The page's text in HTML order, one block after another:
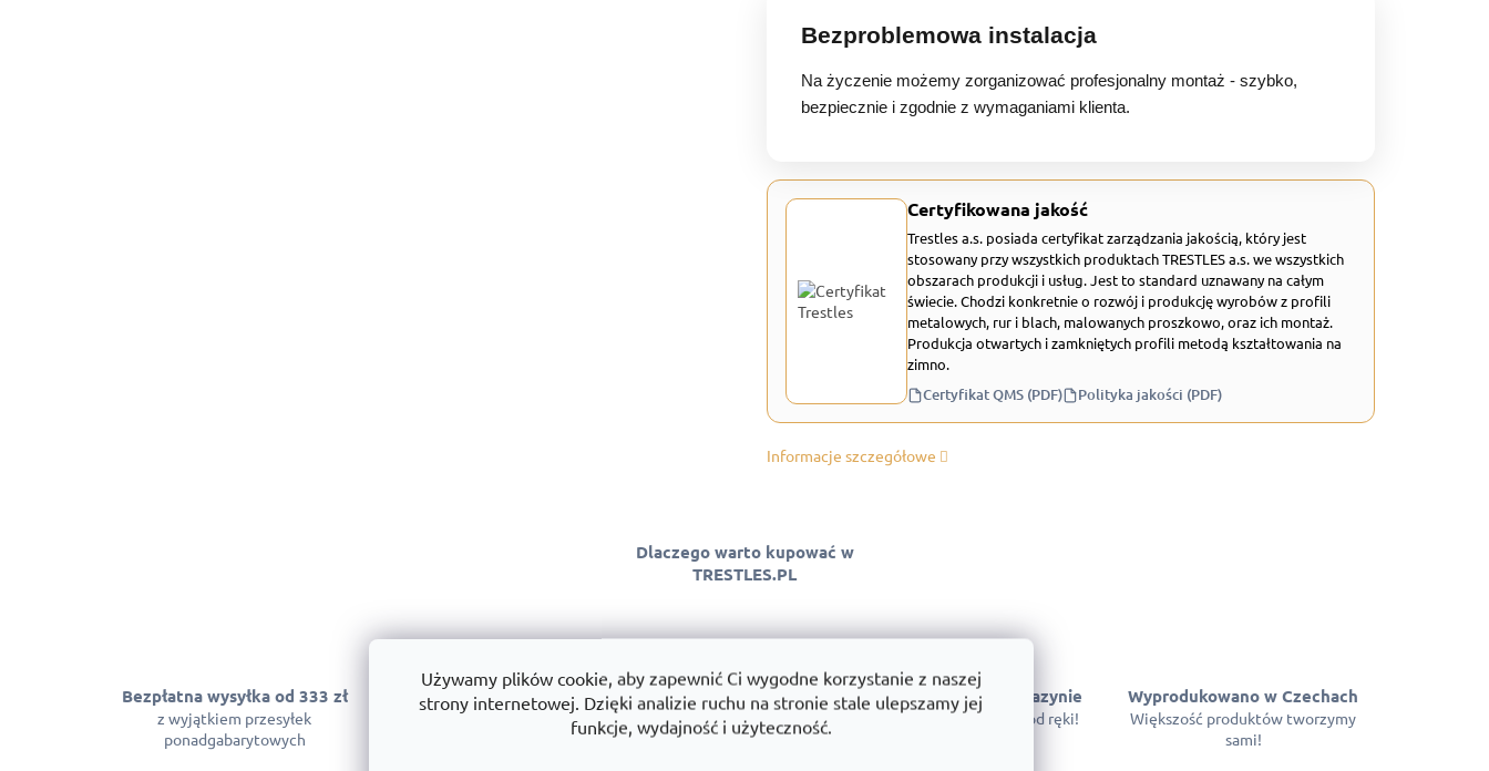
Używamy plików cookie, aby zapewnić Ci wygodne korzystanie z naszej
strony internetowej. Dzięki analizie ruchu na stronie stale ulepszamy jej
funkcje, wydajność i użyteczność.
Bezproblemowa instalacja
Na życzenie możemy zorganizować profesjonalny montaż - szybko,
bezpiecznie i zgodnie z wymaganiami klienta.
Certyfikowana jakość
Trestles a.s. posiada certyfikat zarządzania jakością, który jest
stosowany przy wszystkich produktach TRESTLES a.s. we wszystkich
obszarach produkcji i usług. Jest to standard uznawany na całym
świecie. Chodzi konkretnie o rozwój i produkcję wyrobów z profili
metalowych, rur i blach, malowanych proszkowo, oraz ich montaż.
Produkcja otwartych i zamkniętych profili metodą kształtowania na
zimno.
Certyfikat QMS (PDF) Polityka jakości (PDF)
Informacje szczegółowe
Dlaczego warto kupować w
TRESTLES.PL
Bezpłatna wysyłka od 333 zł
z wyjątkiem przesyłek
ponadgabarytowych
Gwarancja jakości
Możemy zagwarantować jakość
Montaż
Montujemy regały w całej Polsce.
Wszystko w magazynie
Towary dostępne od ręki!
Wyprodukowano w Czechach
Większość produktów tworzymy
sami!